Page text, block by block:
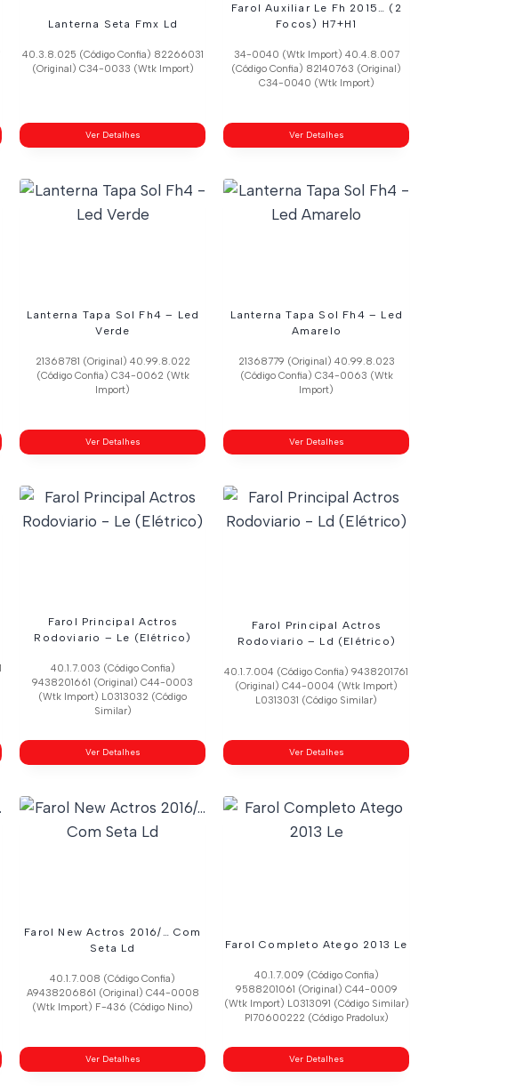
Lanterna Seta Fmx Ld
40.3.8.025 (Código Confia) 82266031
(Original) C34-0033 (Wtk Import)
Ver Detalhes
Farol Auxiliar Le Fh 2015… (2
Focos) H7+H1
34-0040 (Wtk Import) 40.4.8.007
(Código Confia) 82140763 (Original)
C34-0040 (Wtk Import)
Ver Detalhes
Lanterna Tapa Sol Fh4 – Led
Verde
21368781 (Original) 40.99.8.022
(Código Confia) C34-0062 (Wtk
Import)
Ver Detalhes
Lanterna Tapa Sol Fh4 – Led
Amarelo
21368779 (Original) 40.99.8.023
(Código Confia) C34-0063 (Wtk
Import)
Ver Detalhes
Farol Principal Actros
Rodoviario – Le (Elétrico)
40.1.7.003 (Código Confia)
9438201661 (Original) C44-0003
(Wtk Import) L0313032 (Código
Similar)
Ver Detalhes
Farol Principal Actros
Rodoviario – Ld (Elétrico)
40.1.7.004 (Código Confia) 9438201761
(Original) C44-0004 (Wtk Import)
L0313031 (Código Similar)
Ver Detalhes
Farol New Actros 2016/… Com
Seta Ld
40.1.7.008 (Código Confia)
A9438206861 (Original) C44-0008
(Wtk Import) F-436 (Código Nino)
Ver Detalhes
Farol Completo Atego 2013 Le
40.1.7.009 (Código Confia)
9588201061 (Original) C44-0009
(Wtk Import) L0313091 (Código Similar)
Pl70600222 (Código Pradolux)
Ver Detalhes